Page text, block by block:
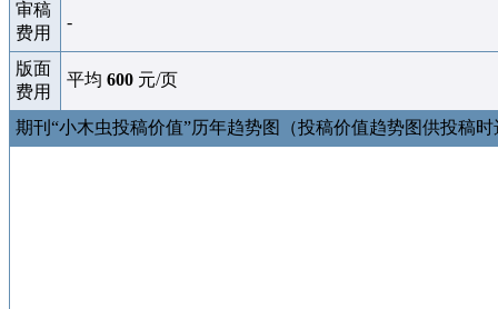
审稿
费用
-
版面
费用
平均 600 元/页
期刊“小木虫投稿价值”历年趋势图（投稿价值趋势图供投稿